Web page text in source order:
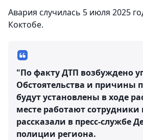
Авария случилась 5 июля 2025
Коктобе.
"По факту ДТП возбуждено
Обстоятельства и причины
будут установлены в ходе
месте работают
рассказали в пресс-службе
полиции региона.